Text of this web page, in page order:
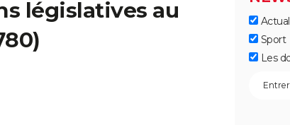
législatives au
Sport
Les